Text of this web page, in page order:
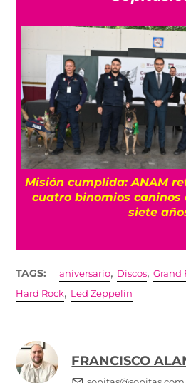
Misión cumplida: ANAM
cuatro binomios caninos
siete
TAGS: aniversario, Discos,Grand
Hard Rock, Led Zeppelin
FRANCISCO